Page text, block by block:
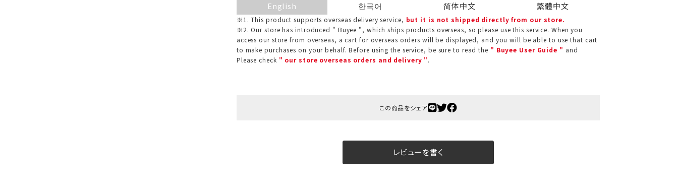
English
※1. This product supports overseas delivery service, but it is not shipped directly from our store.
※2. Our store has introduced " Buyee ", which ships products overseas, so please use this service. When you
access our store from overseas, a cart for overseas orders will be displayed, and you will be able to use that cart
to make purchases on your behalf. Before using the service, be sure to read the " Buyee User Guide " and
Please check " our store overseas orders and delivery ".
한국어 简体中文 繁體中文
この商品をシェア
レビューを書く